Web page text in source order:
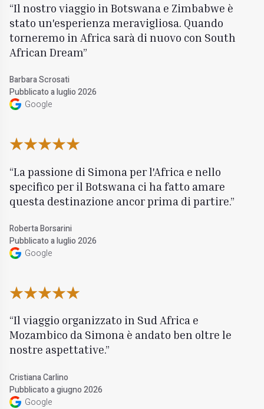
Il nostro viaggio in Botswana e Zimbabwe è
stato un'esperienza meravigliosa. Quando
torneremo in Africa sarà di nuovo con South
African Dream
Barbara Scrosati
Pubblicato a luglio 2026
Google
La passione di Simona per l'Africa e nello
specifico per il Botswana ci ha fatto amare
questa destinazione ancor prima di partire.
Roberta Borsarini
Pubblicato a luglio 2026
Google
Il viaggio organizzato in Sud Africa e
Mozambico da Simona è andato ben oltre le
nostre aspettative.
Cristiana Carlino
Pubblicato a giugno 2026
Google